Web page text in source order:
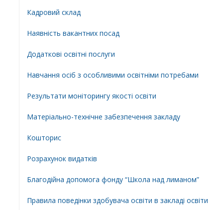
Кадровий склад
Наявність вакантних посад
Додатковi освiтнi послуги
Навчання осіб з особливими освітніми потребами
Результати моніторингу якості освіти
Матеріально-технічне забезпечення закладу
Кошторис
Розрахунок видатків
Благодійна допомога фонду “Школа над лиманом”
Правила поведінки здобувача освіти в закладі освіти